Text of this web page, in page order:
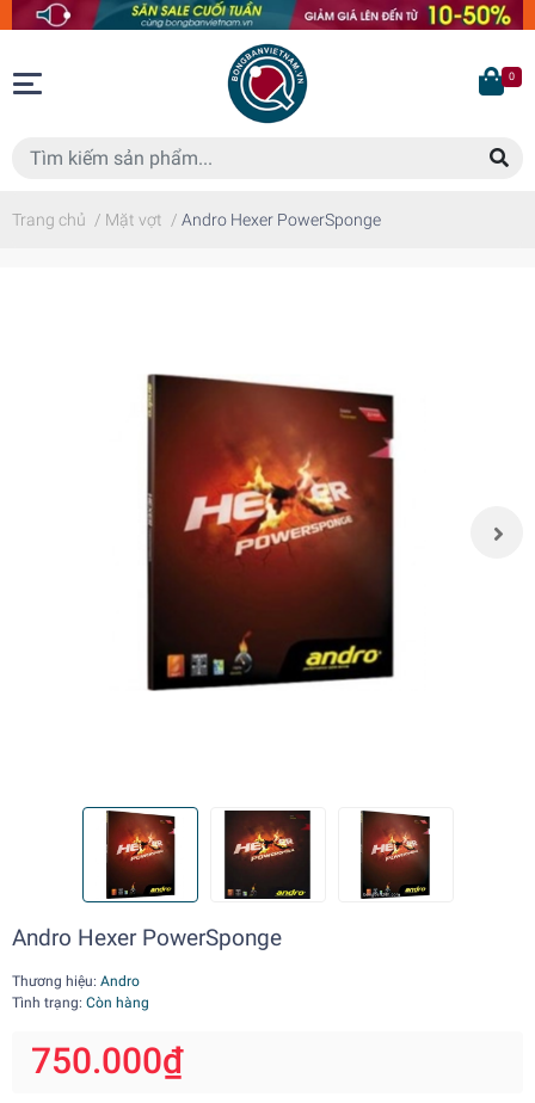
0
Trang chủ / Mặt vợt / Andro Hexer PowerSponge
Andro Hexer PowerSponge
Thương hiệu: Andro
Tình trạng: Còn hàng
750.000₫